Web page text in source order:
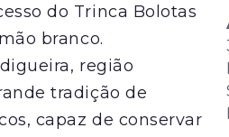
do Trinca Bolotas
branco.
região
tradição de
capaz de conservar